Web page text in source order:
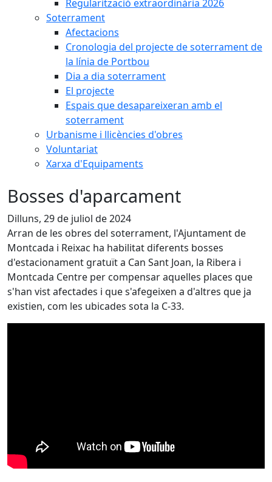
Regularització extraordinària 2026
Soterrament
Afectacions
Cronologia del projecte de soterrament de
la línia de Portbou
Dia a dia soterrament
El projecte
Espais que desapareixeran amb el
soterrament
Urbanisme i llicències d'obres
Voluntariat
Xarxa d'Equipaments
Bosses d'aparcament
Dilluns, 29 de juliol de 2024
Arran de les obres del soterrament, l'Ajuntament de
Montcada i Reixac ha habilitat diferents bosses
d'estacionament gratuït a Can Sant Joan, la Ribera i
Montcada Centre per compensar aquelles places que
s'han vist afectades i que s'afegeixen a d'altres que ja
existien, com les ubicades sota la C-33.